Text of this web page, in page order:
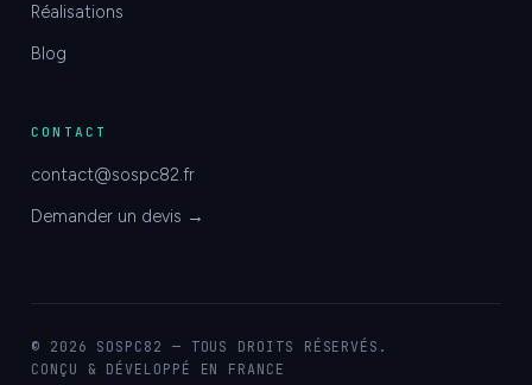
Réalisations
Blog
CONTACT
contact@sospc82.fr
Demander un devis →
© 2026 SOSPC82 — TOUS DROITS RÉSERVÉS.
CONÇU & DÉVELOPPÉ EN FRANCE